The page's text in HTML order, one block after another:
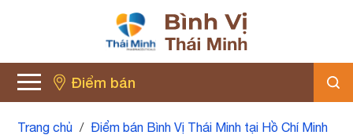
Điểm bán
Trang chủ / Điểm bán Bình Vị Thái Minh tại Hồ Chí Minh